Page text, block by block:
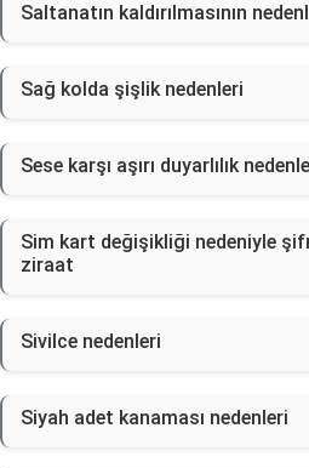
Saltanatın kaldırılmasının
Sağ kolda şişlik nedenleri
Sese karşı aşırı duyarlılık
Sim kart değişikliği nedeniyle
ziraat
Sivilce nedenleri
Siyah adet kanaması nedenleri